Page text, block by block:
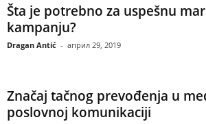
Šta je potrebno za uspešnu
kampanju?
Dragan Antić - април 29, 2019
Značaj tačnog prevođenja u
poslovnoj komunikaciji